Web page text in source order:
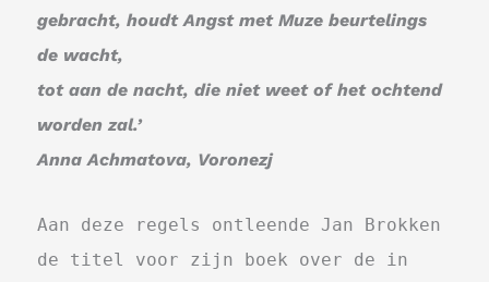
gebracht, houdt Angst met Muze beurtelings
de wacht,
tot aan de nacht, die niet weet of het ochtend
worden zal.’
Anna Achmatova, Voronezj
Aan deze regels ontleende Jan Brokken
de titel voor zijn boek over de in